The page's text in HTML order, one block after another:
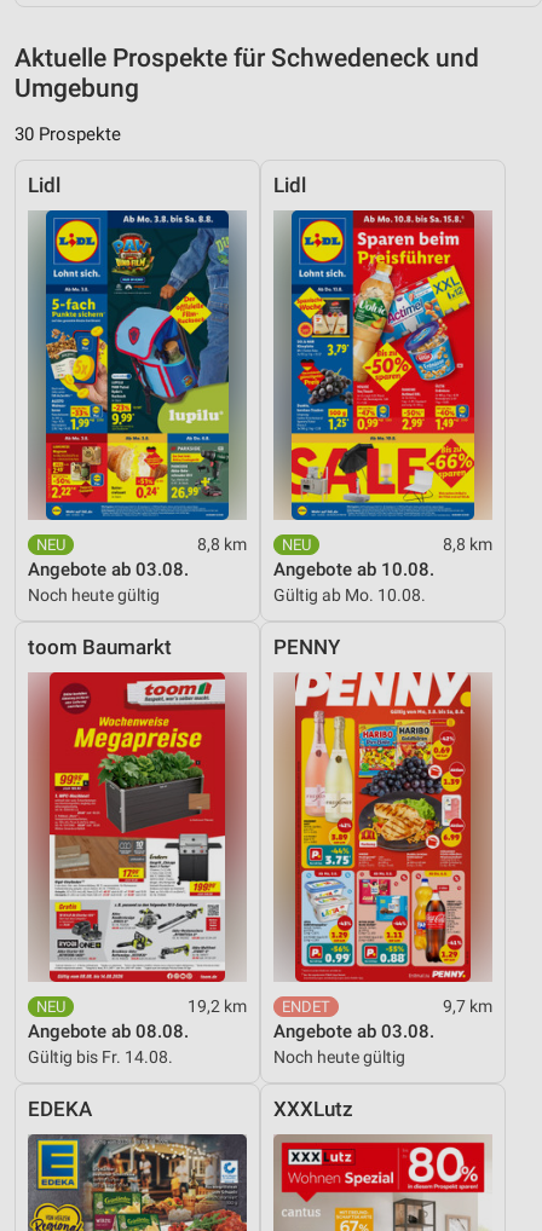
Aktuelle Prospekte für Schwedeneck und
Umgebung
30 Prospekte
Lidl
8,8 km
Angebote ab 03.08.
Noch heute gültig
Lidl
8,8 km
Angebote ab 10.08.
Gültig ab Mo. 10.08.
toom Baumarkt
19,2 km
Angebote ab 08.08.
Gültig bis Fr. 14.08.
PENNY
9,7 km
Angebote ab 03.08.
Noch heute gültig
EDEKA XXXLutz